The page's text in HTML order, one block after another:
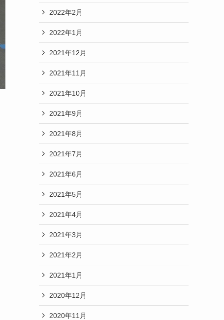
2022年2月
2022年1月
2021年12月
2021年11月
2021年10月
2021年9月
2021年8月
2021年7月
2021年6月
2021年5月
2021年4月
2021年3月
2021年2月
2021年1月
2020年12月
2020年11月